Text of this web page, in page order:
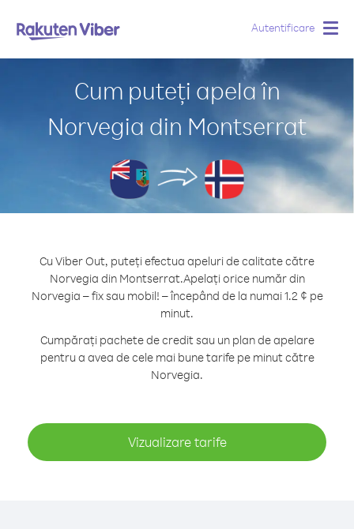
Autentificare
Cum puteți apela în
Norvegia din Montserrat
Cu Viber Out, puteți efectua apeluri de calitate către
Norvegia din Montserrat.Apelați orice număr din
Norvegia – fix sau mobil! – începând de la numai 1.2 ¢ pe
minut.
Cumpărați pachete de credit sau un plan de apelare
pentru a avea de cele mai bune tarife pe minut către
Norvegia.
Vizualizare tarife